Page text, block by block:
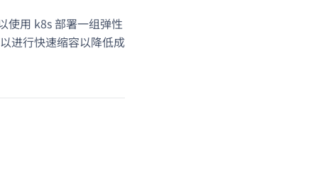
使用 k8s 部署一组弹性
进行快速缩容以降低成